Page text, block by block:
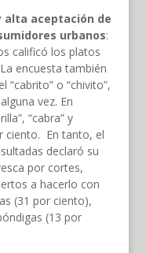
alta aceptación de
urbanos:
calificó los platos
encuesta también
o “chivito”,
vez. En
“cabra” y
ciento. En tanto, el
declaró su
por cortes,
a hacerlo con
(31 por ciento),
(13 por